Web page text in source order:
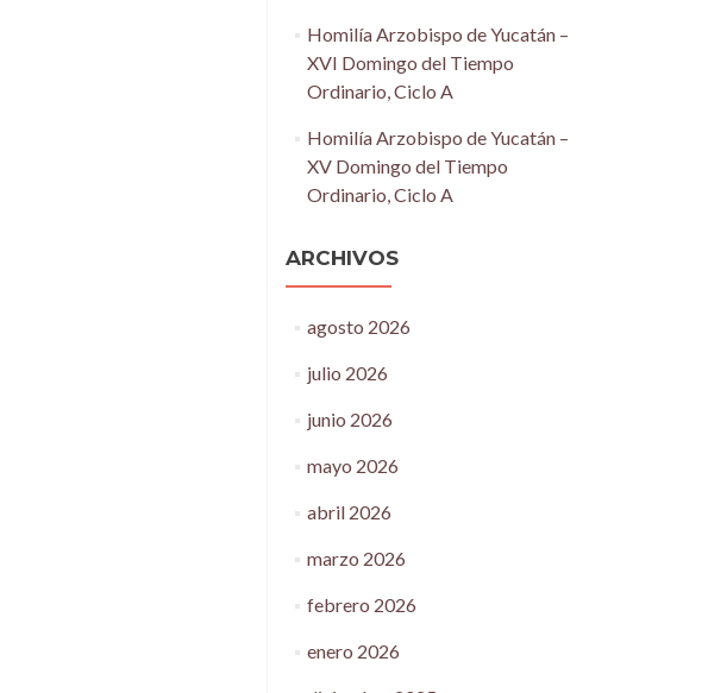
Homilía Arzobispo de Yucatán –
XVI Domingo del Tiempo
Ordinario, Ciclo A
Homilía Arzobispo de Yucatán –
XV Domingo del Tiempo
Ordinario, Ciclo A
ARCHIVOS
agosto 2026
julio 2026
junio 2026
mayo 2026
abril 2026
marzo 2026
febrero 2026
enero 2026